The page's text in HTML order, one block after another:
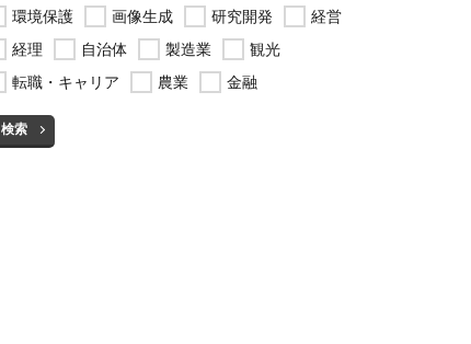
環境保護
画像生成 研究開発
経営
経理
自治体 製造業
観光
転職・キャリア
農業 金融
検索